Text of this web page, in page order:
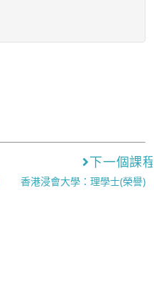
下一個課
香港浸會大學：理學士(榮譽)